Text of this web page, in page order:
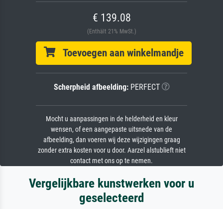
€ 139.08
(Enthält 21% MwSt.)
Toevoegen aan winkelmandje
Scherpheid afbeelding:PERFECT
Mocht u aanpassingen in de helderheid en kleur
wensen, of een aangepaste uitsnede van de
afbeelding, dan voeren wij deze wijzigingen graag
zonder extra kosten voor u door. Aarzel alstublieft niet
contact met ons op te nemen.
Vergelijkbare kunstwerken voor u
geselecteerd